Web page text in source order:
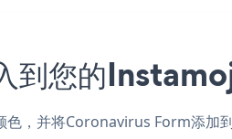
您的
，并将Coronavirus Form添加